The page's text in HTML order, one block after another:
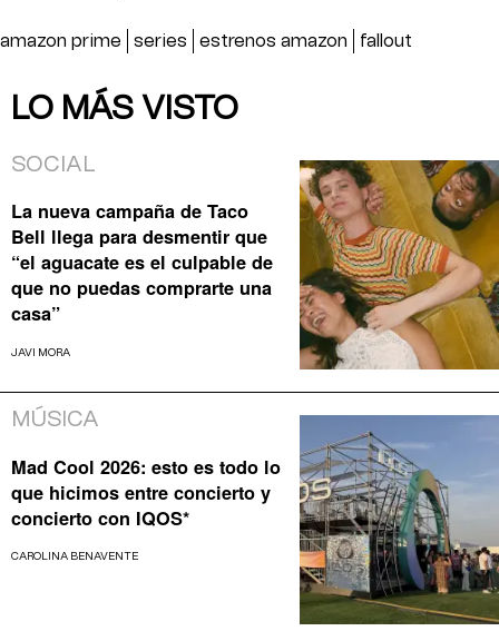
amazon prime series estrenos amazon fallout
LO MÁS VISTO
SOCIAL
La nueva campaña de Taco
Bell llega para desmentir que
“el aguacate es el culpable de
que no puedas comprarte una
casa”
JAVI MORA
MÚSICA
Mad Cool 2026: esto es todo lo
que hicimos entre concierto y
concierto con IQOS*
CAROLINA BENAVENTE